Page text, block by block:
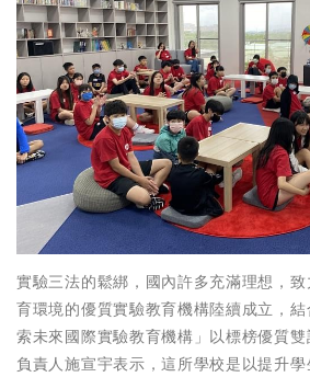
實驗三法的鬆綁，國內許多充滿理想，
育環境的優質實驗教育機構陸續成立，
索未來國際實驗教育機構」以標榜優質
負責人施宣宇表示，這所學校是以提升